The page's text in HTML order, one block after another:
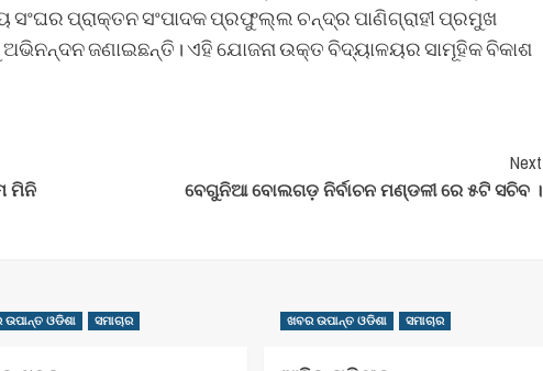
ସଂଘର ପ୍ରାକ୍ତନ ସଂପାଦକ ପ୍ରଫୁଲ୍ଲ ଚନ୍ଦ୍ର ପାଣିଗ୍ରାହୀ ପ୍ରମୁଖ
ଅଭିନନ୍ଦନ ଜଣାଇଛନ୍ତି। ଏହି ଯୋଜନା ଉକ୍ତ ବିଦ୍ୟାଳୟର ସାମୂହିକ ବିକାଶ
ମିନି
Next
ବେଗୁନିଆ ବୋଲଗଡ଼ ନିର୍ବାଚନ ମଣ୍ଡଳୀ ରେ ୫ଟି ସଚିବ ।
ଉପାନ୍ତ ଓଡିଶା ସମାଚାର ଖବର ଉପାନ୍ତ ଓଡିଶା ସମାଚାର